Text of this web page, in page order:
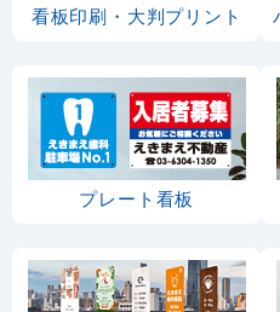
看板印刷・大判プリント
プレート看板